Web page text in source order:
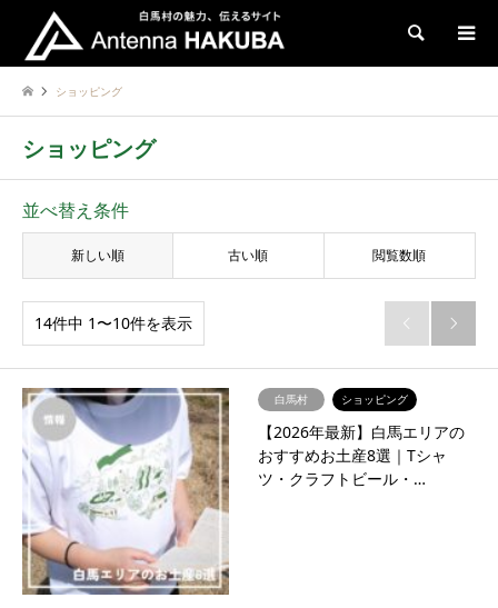
検索
ショッピング
ショッピング
並べ替え条件
新しい順 古い順 閲覧数順
14件中 1〜10件を表示  
白馬村 ショッピング
【2026年最新】白馬エリアの
おすすめお土産8選｜Tシャ
ツ・クラフトビール・…